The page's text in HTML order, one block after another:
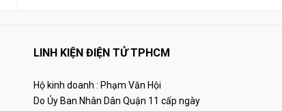
LINH KIỆN ĐIỆN TỬ TPHCM
Hộ kinh doanh : Phạm Văn Hội
Do Ủy Ban Nhân Dân Quận 11 cấp ngày